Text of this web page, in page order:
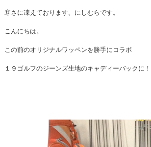
寒さに凍えております。にしむらです。
こんにちは。
この前のオリジナルワッペンを勝手にコラボ
１９ゴルフのジーンズ生地のキャディーバックに！